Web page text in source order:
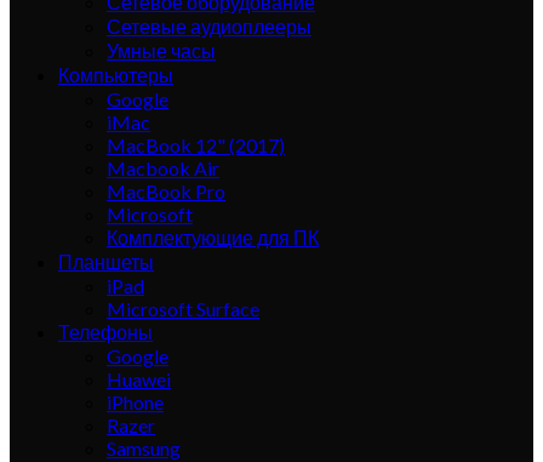
Сетевые аудиоплееры
Умные часы
Компьютеры
Google
iMac
MacBook 12" (2017)
Macbook Air
MacBook Pro
Microsoft
Комплектующие для ПК
Планшеты
iPad
Microsoft Surface
Телефоны
Google
Huawei
iPhone
Razer
Samsung